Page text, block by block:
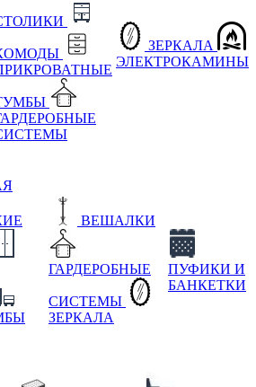
ЗЕРКАЛА
ЭЛЕКТРОКАМИНЫ
ВЕШАЛКИ
ГАРДЕРОБНЫЕ
СИСТЕМЫ
ЗЕРКАЛА
ПУФИКИ И
БАНКЕТКИ